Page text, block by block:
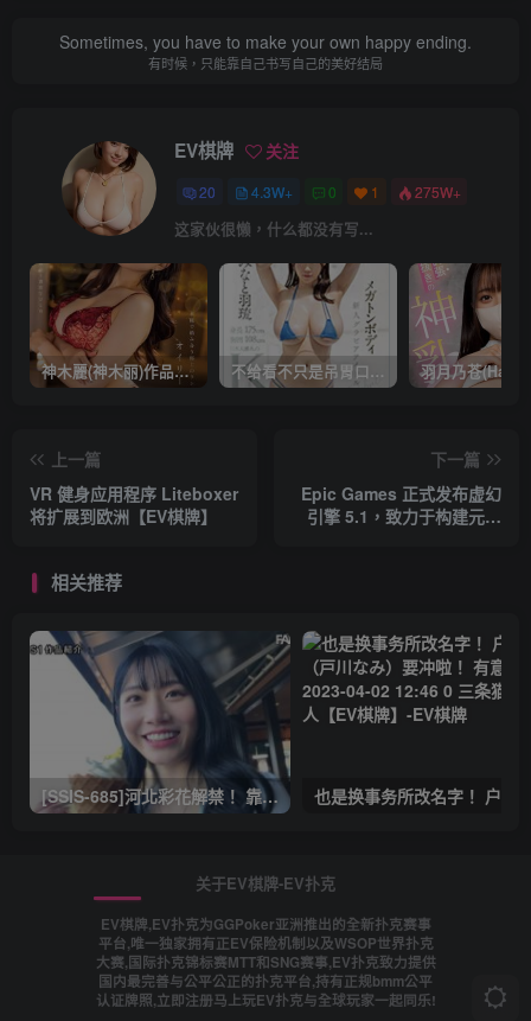
Sometimes, you have to make your own happy ending.
有时候，只能靠自己书写自己的美好结局
EV棋牌 关注
20 4.3W+ 0 1 275W+
这家伙很懒，什么都没有写...
神木麗(神木丽)作品STARS-804发布！出道一周年，华丽布拉甲闪亮动人！【EV棋牌】 不给看不只是吊胃口！K奶的みなと羽琉(凑羽琉)原来是无码妹「水原圣子」？【EV棋牌】
上一篇
VR 健身应用程序 Liteboxer
将扩展到欧洲【EV棋牌】
下一篇
Epic Games 正式发布虚幻
引擎 5.1，致力于构建元宇
相关推荐
[SSIS-685]河北彩花解禁！ 靠这支作品再拿下销售冠军！ 有意思吧 2023-03-30 14:25 0 三条猫娱乐达人【EV棋牌】
关于EV棋牌-EV扑克
EV棋牌,EV扑克为GGPoker亚洲推出的全新扑克赛事
平台,唯一独家拥有正EV保险机制以及WSOP世界扑克
大赛,国际扑克锦标赛MTT和SNG赛事,EV扑克致力提供
国内最完善与公平公正的扑克平台,持有正规bmm公平
认证牌照,立即注册马上玩EV扑克与全球玩家一起同乐!